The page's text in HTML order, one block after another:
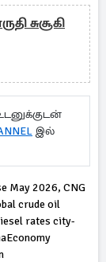
சுசூகி
இல்
May 2026, CNG
crude oil
rates city-